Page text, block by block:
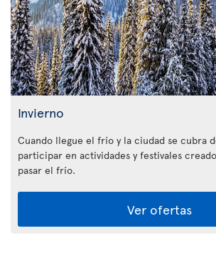
Invierno
Cuando llegue el frío y la ciudad se cubra
participar en actividades y festivales
pasar el frío.
Ver ofertas